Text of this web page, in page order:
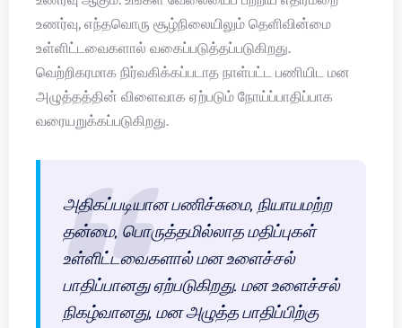
உணர்வு, எந்தவொரு சூழ்நிலையிலும் தெளிவின்மை
உள்ளிட்டவைகளால் வகைப்படுத்தப்படுகிறது.
வெற்றிகரமாக நிர்வகிக்கப்படாத நாள்பட்ட பணியிட மன
அழுத்தத்தின் விளைவாக ஏற்படும் நோய்ப்பாதிப்பாக
வரையறுக்கப்படுகிறது.
அதிகப்படியான பணிச்சுமை, நியாயமற்ற
தன்மை, பொருத்தமில்லாத மதிப்புகள்
உள்ளிட்டவைகளால் மன உளைச்சல்
பாதிப்பானது ஏற்படுகிறது. மன உளைச்சல்
நிகழ்வானது, மன அழுத்த பாதிப்பிற்கு